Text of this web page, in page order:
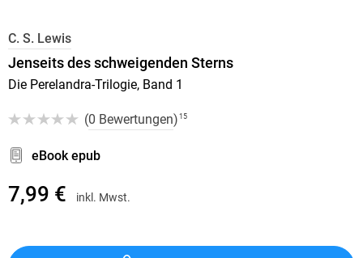
C. S. Lewis
Jenseits des schweigenden Sterns
Die Perelandra-Trilogie, Band 1
(0 Bewertungen) 15
eBook epub
7,99 € inkl. Mwst.